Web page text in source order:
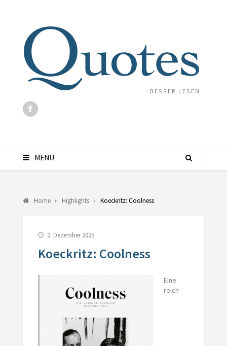
BESSER LESEN
MENÜ
Home Highlights Koeckritz: Coolness
2. Dezember 2025
Koeckritz: Coolness
Eine
reich